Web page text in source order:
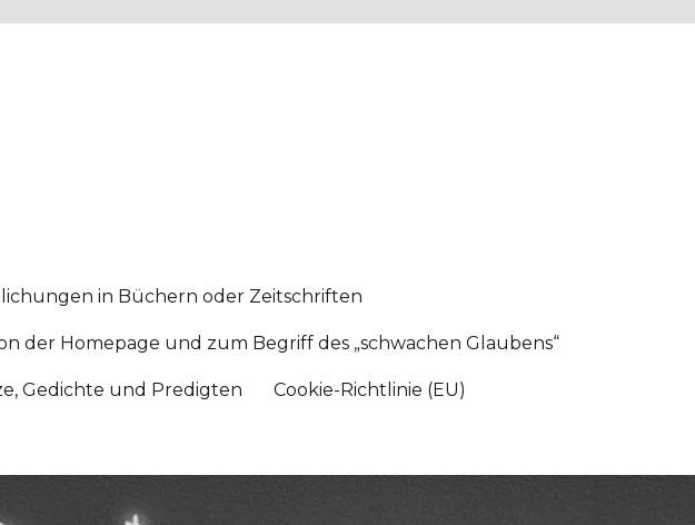
in Büchern oder Zeitschriften
der Homepage und zum Begriff des „schwachen Glaubens“
Gedichte und Predigten Cookie-Richtlinie (EU)